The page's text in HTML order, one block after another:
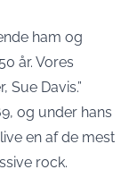
ham og
år. Vores
Davis.”
og under hans
en af de mest
rock.